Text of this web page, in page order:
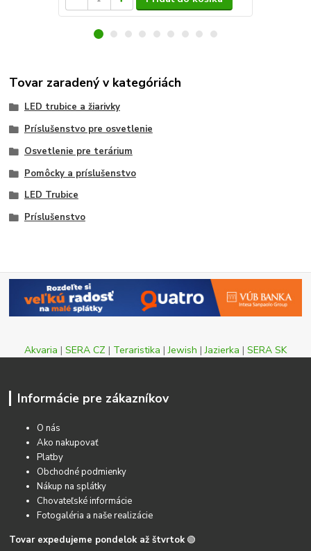
Tovar zaradený v kategóriách
LED trubice a žiarivky
Príslušenstvo pre osvetlenie
Osvetlenie pre terárium
Pomôcky a príslušenstvo
LED Trubice
Príslušenstvo
Akvaria | SERA CZ | Teraristika |Jewish |Jazierka | SERA SK
Informácie pre zákazníkov
O nás
Ako nakupovať
Platby
Obchodné podmienky
Nákup na splátky
Chovateľské informácie
Fotogaléria a naše realizácie
Tovar expedujeme pondelok až štvrtok 🟢